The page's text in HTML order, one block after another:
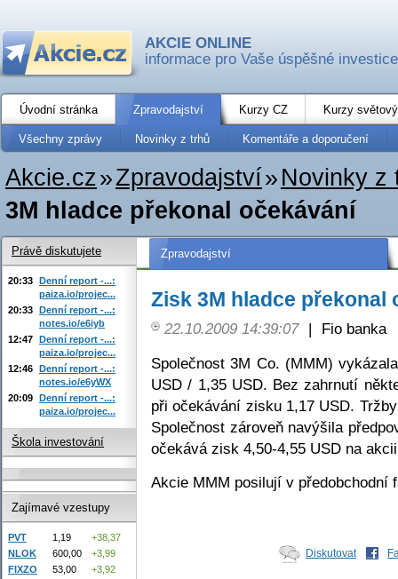
AKCIE ONLINE
informace pro Vaše úspěšné investice
Úvodní stránka Zpravodajství Kurzy CZ Kurzy
Všechny zprávy Novinky z trhů Komentáře a doporučení
Akcie.cz»Zpravodajství» Novinky z
3M hladce překonal očekávání
Zpravodajství
Zisk 3M hladce překonal
22.10.2009 14:39:07 |
Fio banka
Společnost 3M Co. (MMM)
USD / 1,35 USD. Bez zahrnutí
při očekávání zisku 1,17 USD.
Společnost zároveň navýšila
očekává zisk 4,50-4,55 USD na
Akcie MMM posilují v předobchodní
Diskutovat
Právě diskutujete
20:33 Denní report -...:
paiza.io/projec...
20:33 Denní report -...:
notes.io/e6iyb
12:47 Denní report -...:
paiza.io/projec...
12:46 Denní report -...:
notes.io/e6yWX
20:09 Denní report -...:
paiza.io/projec...
Škola investování
Zajímavé vzestupy
PVT 1,19
+38,37
NLOK
600,00
+3,99
FIXZO
53,00
+3,92